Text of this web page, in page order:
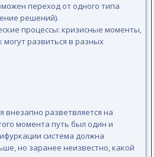
переход от одного типа
решений).
процессы: кризисные моменты,
развиться в разных
внезапно разветвляется на
момента путь был один и
система должна
но заранее неизвестно, какой